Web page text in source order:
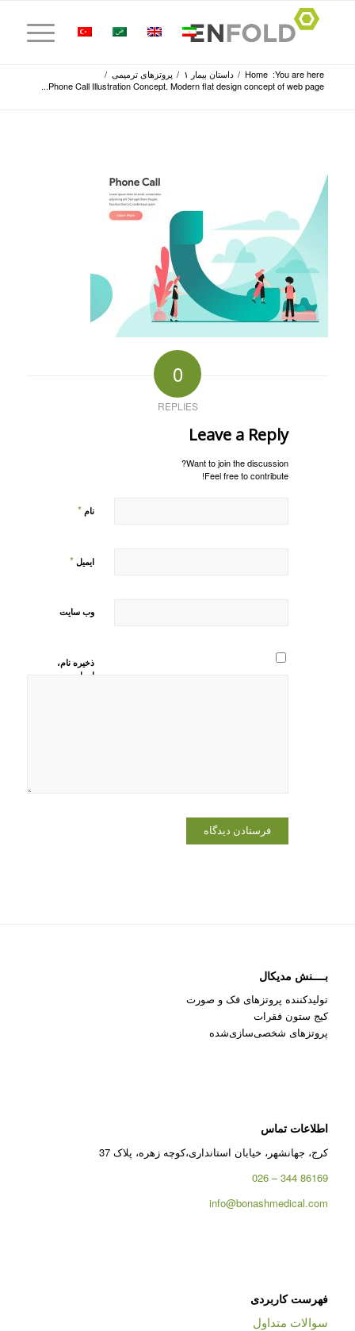
You are here:
Home
/ داستان بیمار ۱ / پروتز‌های ترمیمی /
Phone Call Illustration Concept. Modern flat design concept of web page...
0
REPLIES
Leave a Reply
Want to join the discussion?
Feel free to contribute!
نام *
ایمیل *
وب‌ سایت
ذخیره نام،
ایمیل و
بــــنش مدیکال
تولیدکننده پروتزهای فک و صورت
کیج ستون فقرات
پروتزهای شخصی‌سازی‌شده
اطلاعات تماس
کرج، جهانشهر، خیابان استانداری،کوچه زهره، پلاک 37
86169 344 – 026
info@bonashmedical.com
فهرست کاربردی
سوالات متداول